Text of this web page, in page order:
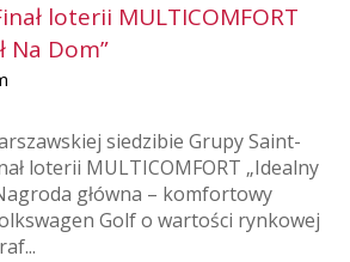
loterii MULTICOMFORT
Na Dom”
siedzibie Grupy Saint-
loterii MULTICOMFORT „Idealny
główna – komfortowy
Golf o wartości rynkowej